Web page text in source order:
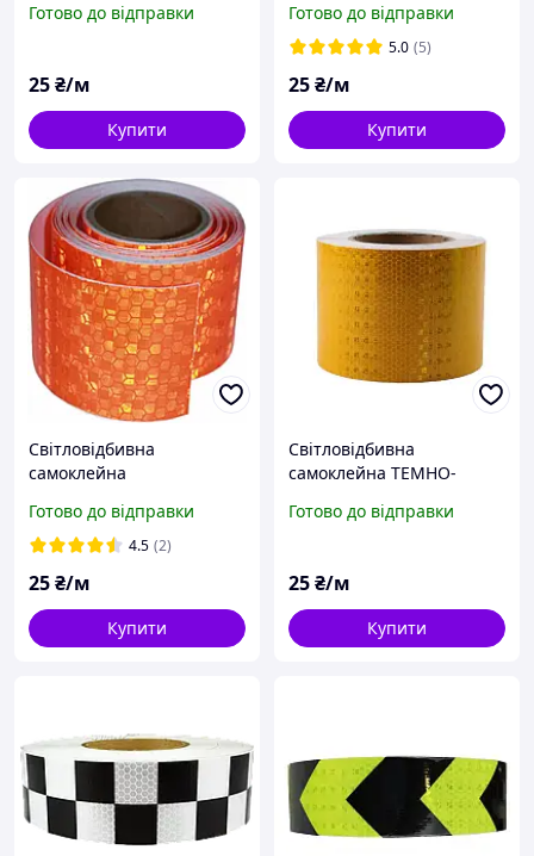
Готово до відправки
25₴/м
Купити
Готово до відправки
5.0 (5)
25₴/м
Купити
Світловідбивна
самоклейна
5х100 см
Готово до відправки
4.5 (2)
25₴/м
Купити
Світловідбивна
самоклейна ТЕМНО-
Готово до відправки
25₴/м
Купити